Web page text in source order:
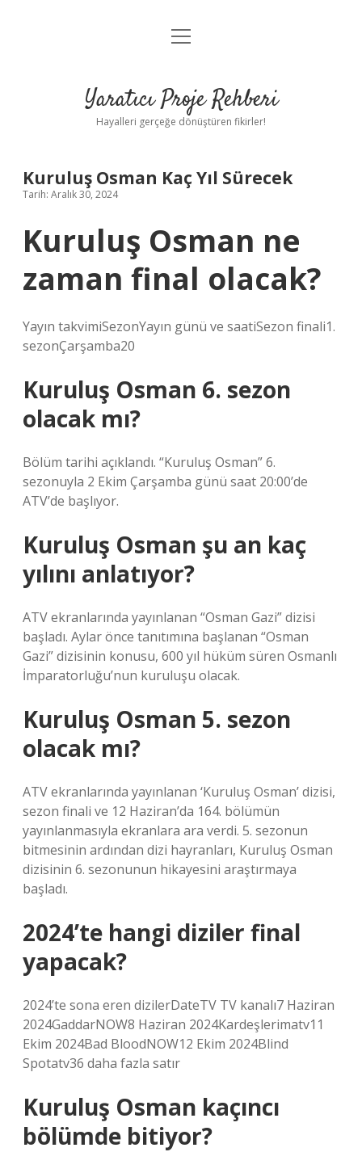
Anasayfa
Yasal Uyarı
menüyü
Yaratıcı Proje Rehberi
Hayalleri gerçeğe dönüştüren fikirler!
Kuruluş Osman Kaç Yıl Sürecek
Tarih: Aralık 30, 2024
Kuruluş Osman ne
zaman final olacak?
Yayın takvimiSezonYayın günü ve saatiSezon finali1.
sezonÇarşamba20
Kuruluş Osman 6. sezon
olacak mı?
Bölüm tarihi açıklandı. “Kuruluş Osman” 6.
sezonuyla 2 Ekim Çarşamba günü saat 20:00’de
ATV’de başlıyor.
Kuruluş Osman şu an kaç
yılını anlatıyor?
ATV ekranlarında yayınlanan “Osman Gazi” dizisi
başladı. Aylar önce tanıtımına başlanan “Osman
Gazi” dizisinin konusu, 600 yıl hüküm süren Osmanlı
İmparatorluğu’nun kuruluşu olacak.
Kuruluş Osman 5. sezon
olacak mı?
ATV ekranlarında yayınlanan ‘Kuruluş Osman’ dizisi,
sezon finali ve 12 Haziran’da 164. bölümün
yayınlanmasıyla ekranlara ara verdi. 5. sezonun
bitmesinin ardından dizi hayranları, Kuruluş Osman
dizisinin 6. sezonunun hikayesini araştırmaya
başladı.
2024’te hangi diziler final
yapacak?
2024’te sona eren dizilerDateTV TV kanalı7 Haziran
2024GaddarNOW8 Haziran 2024Kardeşlerimatv11
Ekim 2024Bad BloodNOW12 Ekim 2024Blind
Spotatv36 daha fazla satır
Kuruluş Osman kaçıncı
bölümde bitiyor?